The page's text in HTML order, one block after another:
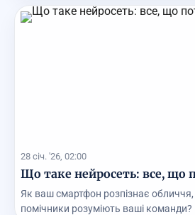
28 січ. '26, 02:00
Що таке нейросеть: все, що
Як ваш смартфон розпізнає обличчя,
помічники розуміють ваші команди?